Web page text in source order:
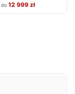
do 12 999 zł